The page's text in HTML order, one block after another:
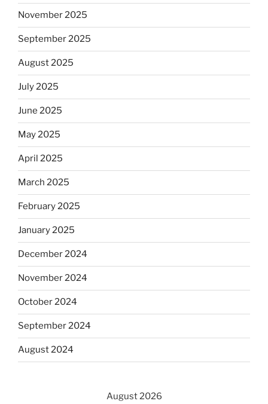
November 2025
September 2025
August 2025
July 2025
June 2025
May 2025
April 2025
March 2025
February 2025
January 2025
December 2024
November 2024
October 2024
September 2024
August 2024
August 2026